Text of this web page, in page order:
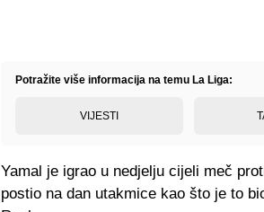
Potražite više informacija na temu La Liga:
VIJESTI
Yamal je igrao u nedjelju cijeli meč
postio na dan utakmice kao što je to